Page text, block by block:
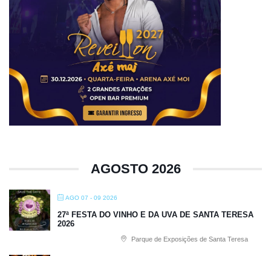
AGOSTO 2026
AGO 07 - 09 2026
27ª FESTA DO VINHO E DA UVA DE SANTA TERESA
2026
Parque de Exposições de Santa Teresa